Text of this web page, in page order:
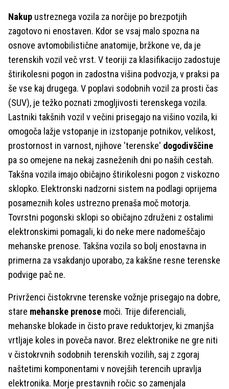
Nakup ustreznega vozila za norčije po brezpotjih
zagotovo ni enostaven. Kdor se vsaj malo spozna na
osnove avtomobilistične anatomije, bržkone ve, da je
terenskih vozil več vrst. V teoriji za klasifikacijo zadostuje
štirikolesni pogon in zadostna višina podvozja, v praksi pa
še vse kaj drugega. V poplavi sodobnih vozil za prosti čas
(SUV), je težko poznati zmogljivosti terenskega vozila.
Lastniki takšnih vozil v večini prisegajo na višino vozila, ki
omogoča lažje vstopanje in izstopanje potnikov, velikost,
prostornost in varnost, njihove 'terenske' dogodivščine
pa so omejene na nekaj zasneženih dni po naših cestah.
Takšna vozila imajo običajno štirikolesni pogon z viskozno
sklopko. Elektronski nadzorni sistem na podlagi oprijema
posameznih koles ustrezno prenaša moč motorja.
Tovrstni pogonski sklopi so običajno združeni z ostalimi
elektronskimi pomagali, ki do neke mere nadomeščajo
mehanske prenose. Takšna vozila so bolj enostavna in
primerna za vsakdanjo uporabo, za kakšne resne terenske
podvige pač ne.
Privrženci čistokrvne terenske vožnje prisegajo na dobre,
stare mehanske prenose moči. Trije diferenciali,
mehanske blokade in čisto prave reduktorjev, ki zmanjša
vrtljaje koles in poveča navor. Brez elektronike ne gre niti
v čistokrvnih sodobnih terenskih vozilih, saj z zgoraj
naštetimi komponentami v novejših terencih upravlja
elektronika. Morje prestavnih ročic so zamenjala